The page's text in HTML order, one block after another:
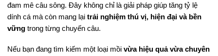
đam mê câu sông. Đây không chỉ là giải pháp giúp tăng tỷ lệ
dính cá mà còn mang lại trải nghiệm thú vị, hiện đại và bền
vững trong từng chuyến câu.
Nếu bạn đang tìm kiếm một loại mồi vừa hiệu quả vừa chuyên